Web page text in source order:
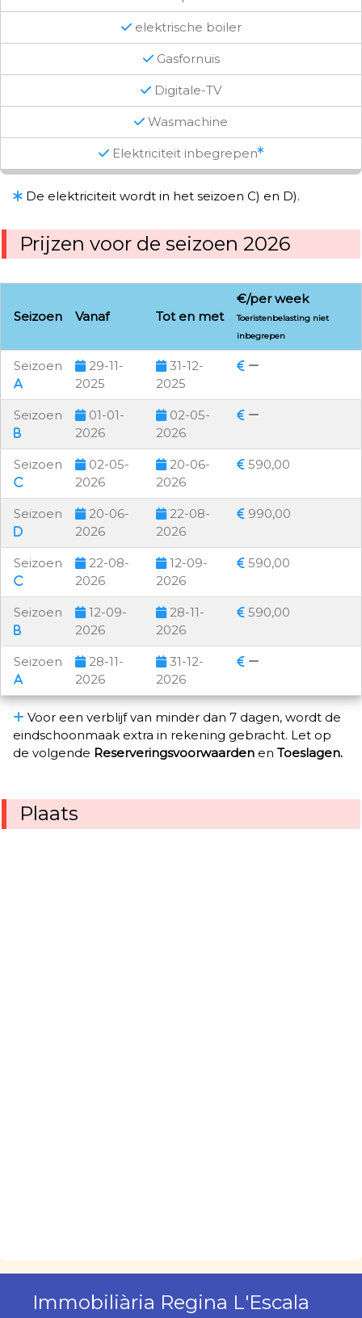
elektrische boiler
Gasfornuis
Digitale-TV
Wasmachine
Elektriciteit inbegrepen
De elektriciteit wordt in het seizoen C) en D).
Prijzen voor de seizoen 2026
Seizoen Vanaf Tot en met
€/per week
Toeristenbelasting niet
inbegrepen
Seizoen
29-11-
2025
31-12-
2025
Seizoen
01-01-
2026
02-05-
2026
Seizoen
02-05-
2026
20-06-
2026
590,00
Seizoen
20-06-
2026
22-08-
2026
990,00
Seizoen
22-08-
2026
12-09-
2026
590,00
Seizoen
12-09-
2026
28-11-
2026
590,00
Seizoen
28-11-
2026
31-12-
2026
Voor een verblijf van minder dan 7 dagen, wordt de
eindschoonmaak extra in rekening gebracht. Let op
de volgende Reserveringsvoorwaarden en Toeslagen.
Plaats
Immobiliària Regina L'Escala